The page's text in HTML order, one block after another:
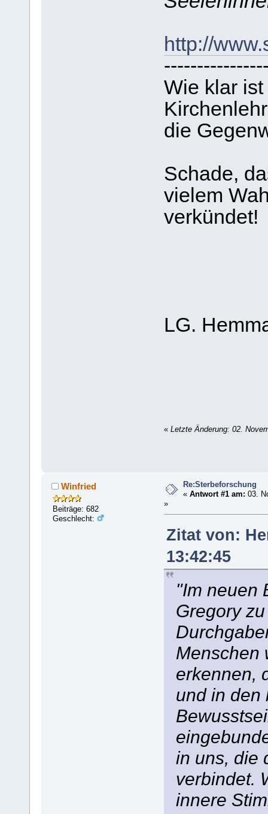
http://
Wie klar
die
Schade,
vielem
verkündet!
LG.
« Letzte Änderung: 02.
Winfried
Beiträge: 682
Geschlecht:
Re:Sterbeforschung
«Antwort #1 am: 03.
»
Zitat von:
13:42:45
"Im neuen
Gregory
Menschen
erkennen,
und in den
in uns, die
verbindet.
innere